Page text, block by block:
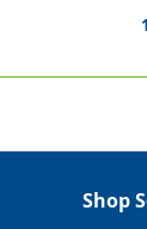
Shop